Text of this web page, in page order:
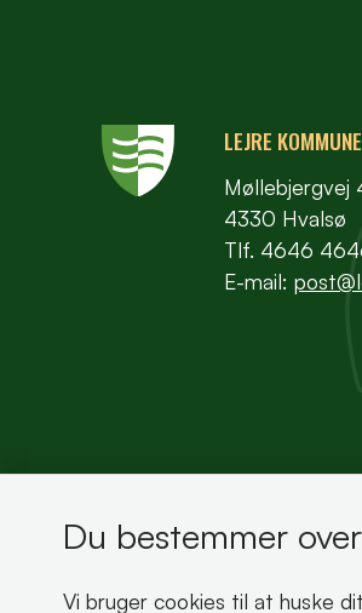
LEJRE KOMMUNE
Møllebjergvej
4330 Hvalsø
Tlf. 4646
E-mail:
Bemærk!
Du bestemmer
Vi bruger cookies til at huske